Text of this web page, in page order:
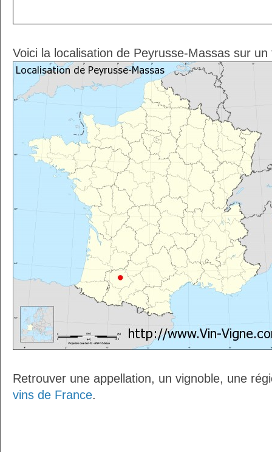
Voici la localisation de Peyrusse-Massas sur
Retrouver une appellation, un vignoble, une
vins de France.